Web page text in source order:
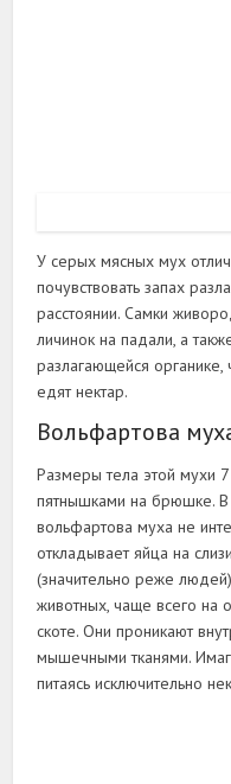
У серых мясных мух
почувствовать запах
расстоянии. Самки
личинок на падали, а
разлагающейся
едят нектар.
Вольфартова
Размеры тела этой мухи
пятнышками на брюшке. В
вольфартова муха не
откладывает яйца на
(значительно реже
животных, чаще всего на
скоте. Они проникают
мышечными тканями.
питаясь исключительно